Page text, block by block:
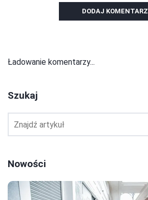
DODAJ KOMENTARZ
Ładowanie komentarzy...
Szukaj
Nowości